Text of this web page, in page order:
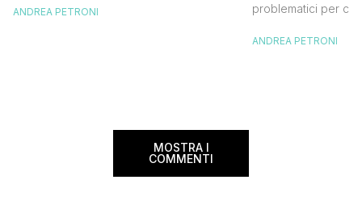
France. Tale realtà, fondata nel 1933, ha
ANDREA PETRONI
problematici per chi
bagaglio cambiano
ANDREA PETRONI
MOSTRA I
COMMENTI